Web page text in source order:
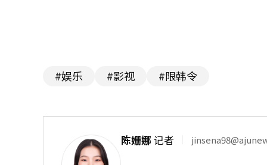
#娱乐 #影视 #限韩令
陈姗娜 记者